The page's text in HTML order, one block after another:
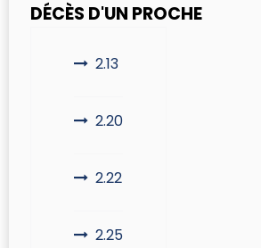
DÉCÈS D'UN PROCHE
2.13
2.20
2.22
2.25